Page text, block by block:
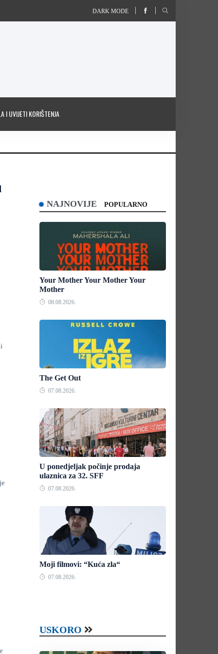
DARK MODE
I UVIJETI KORIŠTENJA
NAJNOVIJE POPULARNO
Your Mother Your Mother Your
Mother
08.08.2026.
The Get Out
07.08.2026.
U ponedjeljak počinje prodaja
ulaznica za 32. SFF
07.08.2026.
Moji filmovi: “Kuća zla“
07.08.2026.
USKORO